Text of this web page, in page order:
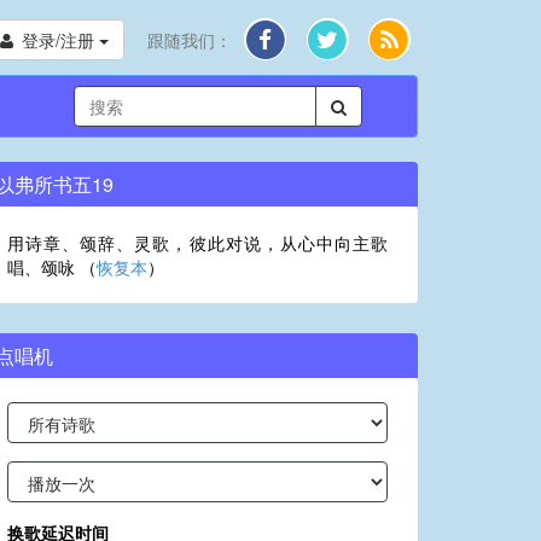
登录/注册 跟随我们：
弗所书五19
用诗章、颂辞、灵歌，彼此对说，从心中向主歌
唱、颂咏 （恢复本）
唱机
换歌延迟时间